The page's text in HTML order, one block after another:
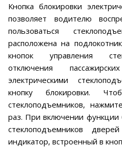
Кнопка блокировки
позволяет водителю
пользоваться
расположена на
кнопок управления
отключения
электрическими
кнопку блокировки.
стеклоподъемников,
раз. При включении функции
стеклоподъемников
индикатор, встроенный в